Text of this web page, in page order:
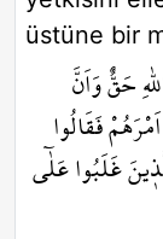
üstüne bir
حَقٌّ وَاَنَّ
فَقَالُوا
غَلَبُوا عَلٰٓى